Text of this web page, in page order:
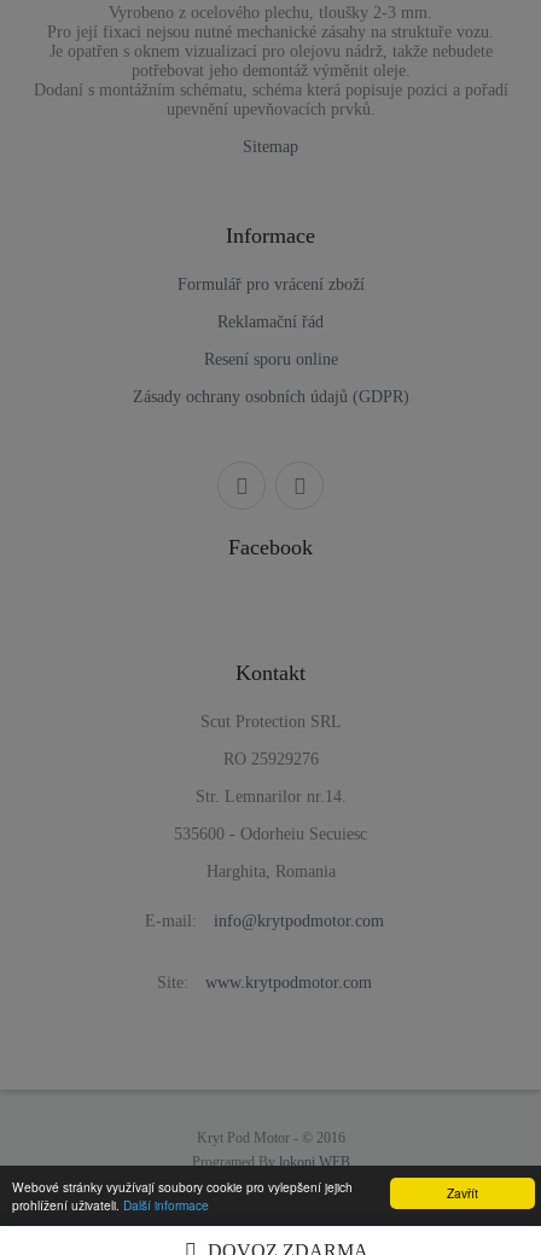
Zavřít
Webové stránky využívají soubory cookie pro vylepšení jejich
prohlížení uživateli. Další informace
Vyrobeno z ocelového plechu, tloušky 2-3 mm.
Pro její fixaci nejsou nutné mechanické zásahy na struktuře vozu.
Je opatřen s oknem vizualizací pro olejovu nádrž, takže nebudete
potřebovat jeho demontáž výměnit oleje.
Dodaní s montážním schématu, schéma která popisuje pozici a pořadí
upevnění upevňovacích prvků.
Sitemap
Informace
Formulář pro vrácení zboží
Reklamační řád
Resení sporu online
Zásady ochrany osobních údajů (GDPR)
Facebook
Kontakt
Scut Protection SRL
RO 25929276
Str. Lemnarilor nr.14.
535600 - Odorheiu Secuiesc
Harghita, Romania
E-mail: info@krytpodmotor.com
Site: www.krytpodmotor.com
Kryt Pod Motor - © 2016
Programed Bylokopi WEB
DOVOZ ZDARMA